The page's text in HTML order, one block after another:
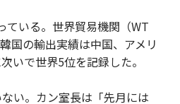
ている。世界貿易機関（WT
国の輸出実績は中国、アメリ
いで世界5位を記録した。
い。カン室長は「先月には